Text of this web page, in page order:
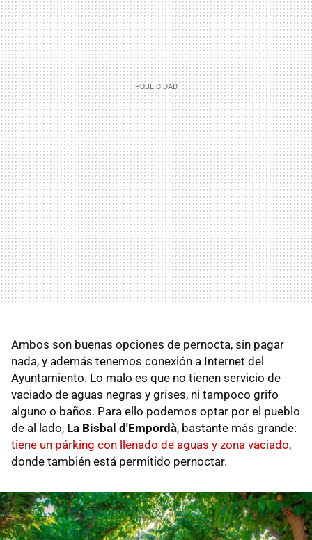
Ambos son buenas opciones de pernocta, sin pagar
nada, y además tenemos conexión a Internet del
Ayuntamiento. Lo malo es que no tienen servicio de
vaciado de aguas negras y grises, ni tampoco grifo
alguno o baños. Para ello podemos optar por el pueblo
de al lado, La Bisbal d'Empordà, bastante más grande:
tiene un párking con llenado de aguas y zona vaciado,
donde también está permitido pernoctar.